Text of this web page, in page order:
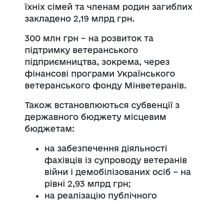
їхніх сімей та членам родин загиблих
закладено 2,19 млрд грн.
300 млн грн – на розвиток та
підтримку ветеранського
підприємництва, зокрема, через
фінансові програми Українського
ветеранського фонду Мінветеранів.
Також встановлюються субвенції з
державного бюджету місцевим
бюджетам:
на забезпечення діяльності
фахівців із супроводу ветеранів
війни і демобілізованих осіб – на
рівні 2,93 млрд грн;
на реалізацію публічного